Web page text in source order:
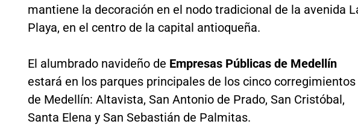
mantiene la decoración en el nodo tradicional de la avenida
Playa, en el centro de la capital antioqueña.
El alumbrado navideño de Empresas Públicas de Medellín
estará en los parques principales de los cinco corregimientos
de Medellín: Altavista, San Antonio de Prado, San Cristóbal,
Santa Elena y San Sebastián de Palmitas.